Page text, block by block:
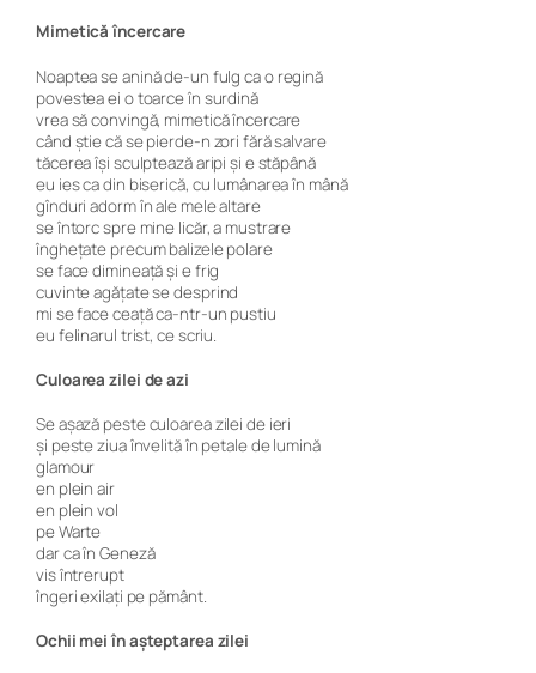
Mimetică încercare
Noaptea se anină de-un fulg ca o regină
povestea ei o toarce în surdină
vrea să convingă, mimetică încercare
când știe că se pierde-n zori fără salvare
tăcerea își sculptează aripi și e stăpână
eu ies ca din biserică, cu lumânarea în mână
gînduri adorm în ale mele altare
se întorc spre mine licăr, a mustrare
înghețate precum balizele polare
se face dimineață și e frig
cuvinte agățate se desprind
mi se face ceață ca-ntr-un pustiu
eu felinarul trist, ce scriu.
Culoarea zilei de azi
Se așază peste culoarea zilei de ieri
și peste ziua învelită în petale de lumină
glamour
en plein air
en plein vol
pe Warte
dar ca în Geneză
vis întrerupt
îngeri exilați pe pământ.
Ochii mei în așteptarea zilei